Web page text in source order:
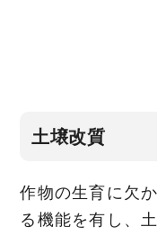
土壌改質
作物の生育に欠
る機能を有し、